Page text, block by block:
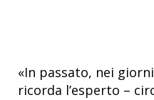
«In passato, nei
ricorda l’esperto –